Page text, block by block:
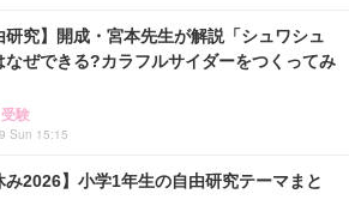
研究】開成・宮本先生が解説「シュワシュ
なぜできる?カラフルサイダーをつくってみ
験
Sun 15:15
み2026】小学1年生の自由研究テーマまと